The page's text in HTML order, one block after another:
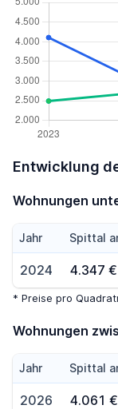
Entwicklung
Wohnungen
Jahr Spittal
2024 4.347 €
* Preise pro
Wohnungen
Jahr Spittal
2026 4.061 €